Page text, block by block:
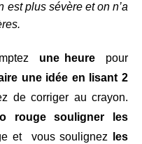
est plus sévère et on n’a
une heure pour
une idée en lisant 2
de corriger au crayon.
rouge souligner les
et vous soulignez
les